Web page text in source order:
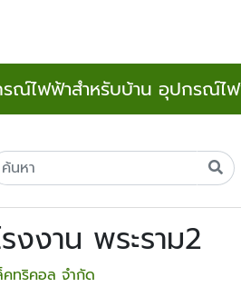
ณ์ไฟฟ้าสำหรับบ้าน อุปกรณ์ไ
งงาน พระราม2
ทริคอล จำกัด